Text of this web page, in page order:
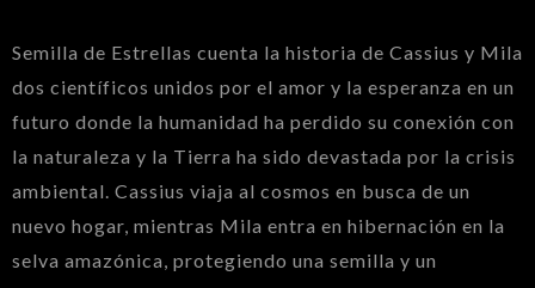
Semilla de Estrellas cuenta la historia de Cassius y Mila
dos científicos unidos por el amor y la esperanza en un
futuro donde la humanidad ha perdido su conexión con
la naturaleza y la Tierra ha sido devastada por la crisis
ambiental. Cassius viaja al cosmos en busca de un
nuevo hogar, mientras Mila entra en hibernación en la
selva amazónica, protegiendo una semilla y un